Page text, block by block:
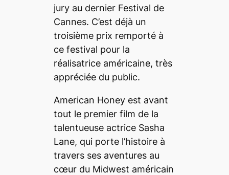
jury au dernier Festival de
Cannes. C’est déjà un
troisième prix remporté à
ce festival pour la
réalisatrice américaine, très
appréciée du public.
American Honeyest avant
tout le premier film de la
talentueuse actrice Sasha
Lane, qui porte l’histoire à
travers ses aventures au
cœur du Midwest américain